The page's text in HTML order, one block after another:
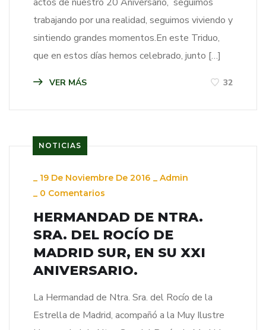
trabajando por una realidad, seguimos viviendo y
sintiendo grandes momentos.En este Triduo,
que en estos días hemos celebrado, junto […]
VER MÁS 32
NOTICIAS
_ 19 De Noviembre De 2016 _ Admin
_ 0 Comentarios
HERMANDAD DE NTRA.
SRA. DEL ROCÍO DE
MADRID SUR, EN SU XXI
ANIVERSARIO.
La Hermandad de Ntra. Sra. del Rocío de la
Estrella de Madrid, acompañó a la Muy Ilustre